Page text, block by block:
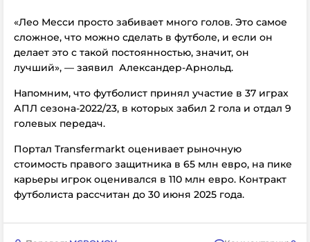
«Лео Месси просто забивает много голов. Это самое
сложное, что можно сделать в футболе, и если он
делает это с такой постоянностью, значит, он
лучший», — заявил Александер-Арнольд.
Напомним, что футболист принял участие в 37 играх
АПЛ сезона-2022/23, в которых забил 2 гола и отдал 9
голевых передач.
Портал Transfermarkt оценивает рыночную
стоимость правого защитника в 65 млн евро, на пике
карьеры игрок оценивался в 110 млн евро. Контракт
футболиста рассчитан до 30 июня 2025 года.